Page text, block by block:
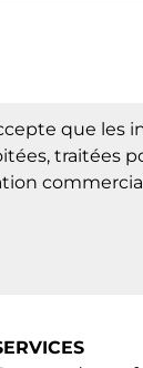
que les
traitées